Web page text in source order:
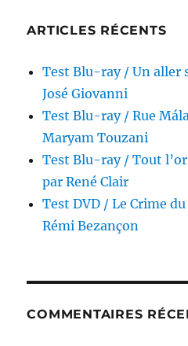
ARTICLES RÉCENTS
Test Blu-ray / Un aller
José Giovanni
Test Blu-ray / Rue
Maryam Touzani
Test Blu-ray / Tout
par René Clair
Test DVD / Le Crime
Rémi Bezançon
COMMENTAIRES